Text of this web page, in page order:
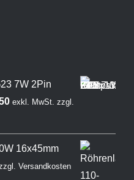
7W 2Pin
exkl. MwSt. zzgl.
16x45mm
Versandkosten